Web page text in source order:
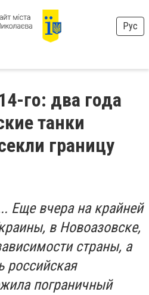
Рус
го: два года
танки
границу
Еще вчера на крайней
в Новоазовске,
страны, а
российская
пограничный